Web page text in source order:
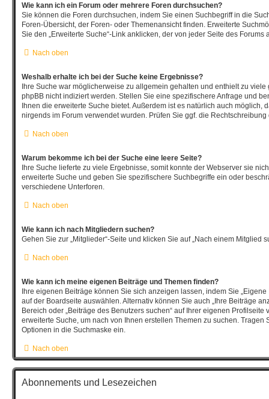
Wie kann ich ein Forum oder mehrere Foren durchsuchen?
Sie können die Foren durchsuchen, indem Sie einen Suchbegriff in die
Foren-Übersicht, der Foren- oder Themenansicht finden. Erweiterte
Sie den „Erweiterte Suche“-Link anklicken, der von jeder Seite des Forums
Nach oben
Weshalb erhalte ich bei der Suche keine Ergebnisse?
Ihre Suche war möglicherweise zu allgemein gehalten und enthielt zu viele
phpBB nicht indiziert werden. Stellen Sie eine spezifischere Anfrage und
Ihnen die erweiterte Suche bietet. Außerdem ist es natürlich auch möglich,
nirgends im Forum verwendet wurden. Prüfen Sie ggf. die Rechtschreibung
Nach oben
Warum bekomme ich bei der Suche eine leere Seite?
Ihre Suche lieferte zu viele Ergebnisse, somit konnte der Webserver sie
erweiterte Suche und geben Sie spezifischere Suchbegriffe ein oder
verschiedene Unterforen.
Nach oben
Wie kann ich nach Mitgliedern suchen?
Gehen Sie zur „Mitglieder“-Seite und klicken Sie auf „Nach einem Mitglied
Nach oben
Wie kann ich meine eigenen Beiträge und Themen finden?
Ihre eigenen Beiträge können Sie sich anzeigen lassen, indem Sie
auf der Boardseite auswählen. Alternativ können Sie auch „Ihre Beiträge
Bereich oder „Beiträge des Benutzers suchen“ auf Ihrer eigenen Profilseite
erweiterte Suche, um nach von Ihnen erstellen Themen zu suchen. Tragen
Optionen in die Suchmaske ein.
Nach oben
Abonnements und Lesezeichen